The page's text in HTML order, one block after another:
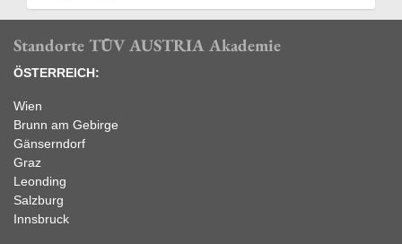
Standorte TÜV AUSTRIA Akademie
ÖSTERREICH:
Wien
Brunn am Gebirge
Gänserndorf
Graz
Leonding
Salzburg
Innsbruck